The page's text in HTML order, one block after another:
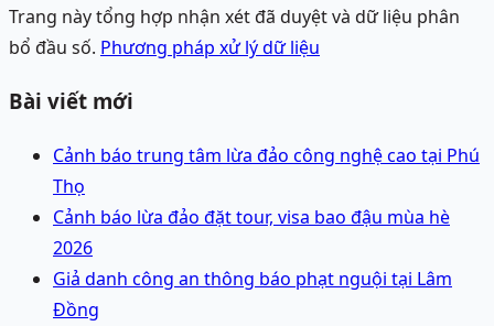
Trang này tổng hợp nhận xét đã duyệt và dữ liệu phân
bổ đầu số. Phương pháp xử lý dữ liệu
Bài viết mới
Cảnh báo trung tâm lừa đảo công nghệ cao tại Phú
Thọ
Cảnh báo lừa đảo đặt tour, visa bao đậu mùa hè
2026
Giả danh công an thông báo phạt nguội tại Lâm
Đồng